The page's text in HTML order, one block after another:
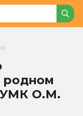
родном
УМК О.М.